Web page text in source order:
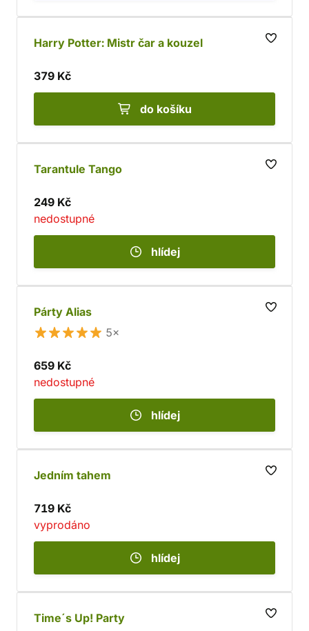
Harry Potter: Mistr čar a kouzel
379 Kč
do košíku
Tarantule Tango
249 Kč
nedostupné
hlídej
Párty Alias
5×
659 Kč
nedostupné
hlídej
Jedním tahem
719 Kč
vyprodáno
hlídej
Time´s Up! Party